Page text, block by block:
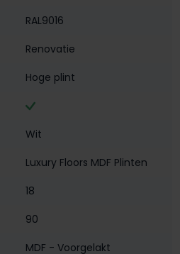
RAL9016
Renovatie
Hoge plint
Wit
Luxury Floors MDF Plinten
18
90
MDF - Voorgelakt